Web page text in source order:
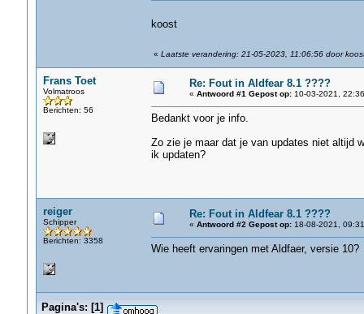
koost
« Laatste verandering: 21-05-2023, 11:06:56 door
Frans Toet
Volmatroos
Berichten: 56
Re: Fout in Aldfear 8.1 ????
« Antwoord #1 Gepost op:10-03-2021,
Bedankt voor je info.
Zo zie je maar dat je van updates niet altijd
ik updaten?
reiger
Schipper
Berichten: 3358
Re: Fout in Aldfear 8.1 ????
« Antwoord #2 Gepost op:18-08-2021,
Wie heeft ervaringen met Aldfaer, versie 10?
Pagina's: [1]